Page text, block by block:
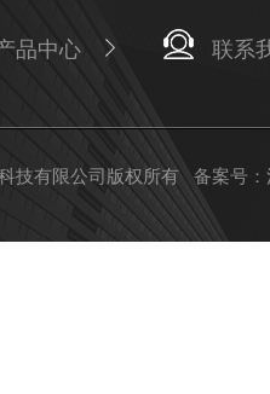
品中心 联系
技有限公司版权所有 备案号：